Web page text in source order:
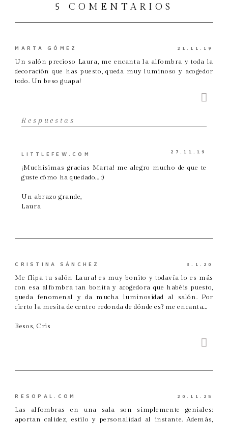
5 COMENTARIOS
MARTA GÓMEZ
21.11.19
Un salón precioso Laura, me encanta la alfombra y toda la
decoración que has puesto, queda muy luminoso y acogedor
todo. Un beso guapa!
Respuestas
LITTLEFEW.COM
27.11.19
¡Muchísimas gracias Marta! me alegro mucho de que te
guste cómo ha quedado... :)
Un abrazo grande,
Laura
CRISTINA SÁNCHEZ
3.1.20
Me flipa tu salón Laura! es muy bonito y todavía lo es más
con esa alfombra tan bonita y acogedora que habéis puesto,
queda fenomenal y da mucha luminosidad al salón. Por
cierto la mesita de centro redonda de dónde es? me encanta...
Besos, Cris
RESOPAL.COM
20.11.25
Las alfombras en una sala son simplemente geniales:
aportan calidez, estilo y personalidad al instante. Además,